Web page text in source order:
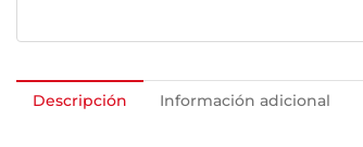
Descripción Información adicional